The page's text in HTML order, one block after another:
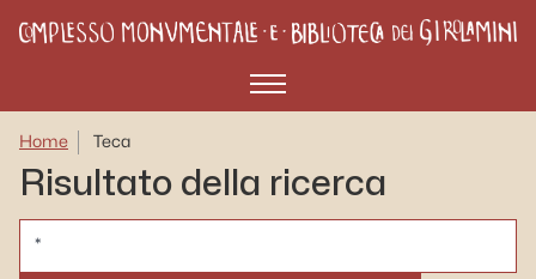
Menù
Home Teca
Risultato della ricerca